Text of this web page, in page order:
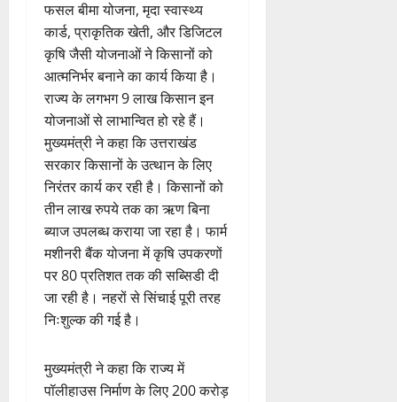
फसल बीमा योजना, मृदा स्वास्थ्य
कार्ड, प्राकृतिक खेती, और डिजिटल
कृषि जैसी योजनाओं ने किसानों को
आत्मनिर्भर बनाने का कार्य किया है।
राज्य के लगभग 9 लाख किसान इन
योजनाओं से लाभान्वित हो रहे हैं।
मुख्यमंत्री ने कहा कि उत्तराखंड
सरकार किसानों के उत्थान के लिए
निरंतर कार्य कर रही है। किसानों को
तीन लाख रुपये तक का ऋण बिना
ब्याज उपलब्ध कराया जा रहा है। फार्म
मशीनरी बैंक योजना में कृषि उपकरणों
पर 80 प्रतिशत तक की सब्सिडी दी
जा रही है। नहरों से सिंचाई पूरी तरह
निःशुल्क की गई है।
मुख्यमंत्री ने कहा कि राज्य में
पॉलीहाउस निर्माण के लिए 200 करोड़